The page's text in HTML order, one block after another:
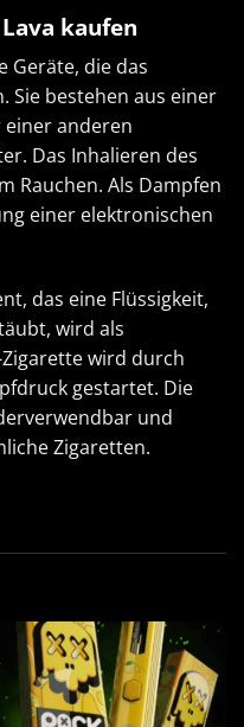
kaufen
Geräte, die das
Sie bestehen aus einer
anderen
Das Inhalieren des
Rauchen. Als Dampfen
einer elektronischen
das eine Flüssigkeit,
wird als
wird durch
gestartet. Die
und
Zigaretten.